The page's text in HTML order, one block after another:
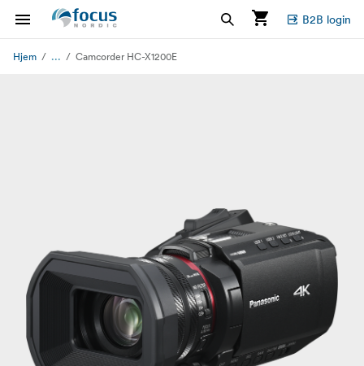
B2B login
Hjem ... Camcorder HC-X1200E